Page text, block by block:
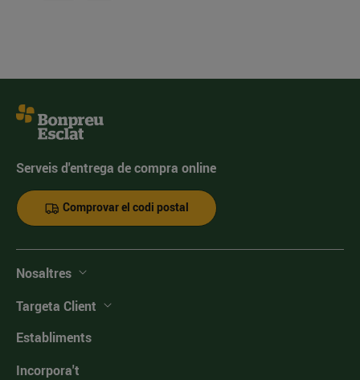
Serveis d'entrega de compra online
Comprovar el codi postal
Nosaltres
Targeta Client
Establiments
Incorpora't